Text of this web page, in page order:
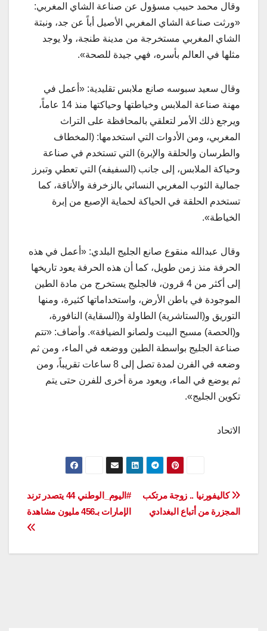
وقال محمد حبيب مسؤول عن صناعة الشاي المغربي:
«ورثت صناعة الشاي المغربي الأصيل أباً عن جد، ونبتة
الشاي المغربي مستخرجة من مدينة طنجة، ولا يوجد
مثلها في العالم بأسره، فهي جيدة للصحة».
وقال سعيد سبوسه صانع ملابس تقليدية: «أعمل في
مهنة صناعة الملابس وخياطتها وحياكتها منذ 14 عاماً،
ويرجع ذلك الأمر لتعلقي بالمحافظة على التراث
المغربي، ومن الأدوات التي استخدمها: (المخطاف
والطرسان والحلقة والإبرة) التي تستخدم في صناعة
وحياكة الملابس، إلى جانب (السفيفه) التي تعطي وتبرز
جمالية الثوب المغربي النسائي بالزخرفة والأناقة، كما
تستخدم الحلقة في الحياكة لحماية الإصبع من إبرة
الخياطة».
وقال عبدالله منقوع صانع الجليج البلدي: «أعمل في هذه
الحرفة منذ زمن طويل، كما أن هذه الحرفة يعود تاريخها
إلى أكثر من 4 قرون، فالجليج يستخرج من مادة الطين
الموجودة في باطن الأرض، واستخداماتها كثيرة، ومنها
التوريق و(الستاشرية) الطاولة و(السقاية) النافورة،
و(الحصة) مسبح البيت ولصانو الضيافة». وأضاف: «تتم
صناعة الجليج بواسطة الطين ووضعه في الماء، ومن ثم
وضعه في الفرن لمدة تصل إلى 8 ساعات تقريباً، ومن
ثم يوضع في الماء، ويعود مرة أخرى للفرن حتى يتم
تكوين الجليج».
الاتحاد
تصفّح
المقالات
#اليوم_الوطني 44 يتصدر ترند
الإمارات بـ456 مليون مشاهدة
كاليفورنيا .. زوجة مرتكب
المجزرة من أتباع البغدادي